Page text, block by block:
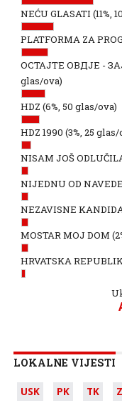
NEĆU GLASATI (11%,
PLATFORMA ZA
ОСТАЈТЕ ОВДЈЕ -
glas/ova)
HDZ (6%, 50 glas/ova)
HDZ 1990 (3%, 25 glas/
NISAM JOŠ
NIJEDNU OD
NEZAVISNE
MOSTAR MOJ DOM
HRVATSKA
LOKALNE VIJESTI
USK PK TK